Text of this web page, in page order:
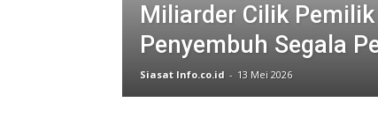
Miliarder Cilik
Penyembuh Segala
Siasat Info.co.id - 13 Mei 2026